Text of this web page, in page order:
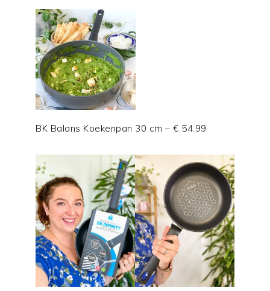
BK Balans Koekenpan 30 cm – € 54.99